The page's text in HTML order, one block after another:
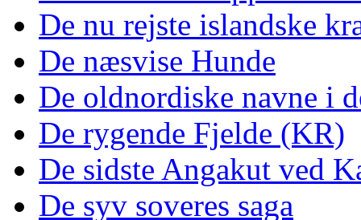
De nu rejste islandske
De næsvise Hunde
De oldnordiske navne i
De rygende Fjelde (KR)
De sidste Angakut ved
De syv soveres saga